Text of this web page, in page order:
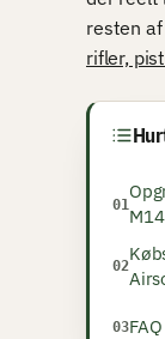
resten
rifler,